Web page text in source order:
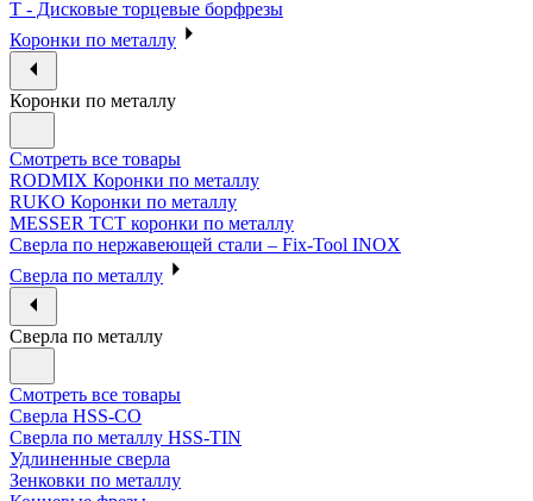
T - Дисковые торцевые борфрезы
Коронки по металлу
Коронки по металлу
Смотреть все товары
RODMIX Коронки по металлу
RUKO Коронки по металлу
MESSER ТСТ коронки по металлу
Сверла по нержавеющей стали – Fix-Tool INOX
Сверла по металлу
Сверла по металлу
Смотреть все товары
Сверла HSS-CO
Сверла по металлу HSS-TIN
Удлиненные сверла
Зенковки по металлу